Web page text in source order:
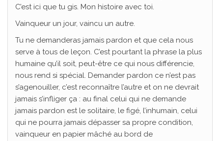
C’est ici que tu gis. Mon histoire avec toi.
Vainqueur un jour, vaincu un autre.
Tu ne demanderas jamais pardon et que cela nous
serve à tous de leçon. C’est pourtant la phrase la plus
humaine qu’il soit, peut-être ce qui nous différencie,
nous rend si spécial. Demander pardon ce n’est pas
s’agenouiller, c’est reconnaître l’autre et on ne devrait
jamais s’infliger ça : au final celui qui ne demande
jamais pardon est le solitaire, le figé, l’inhumain, celui
qui ne pourra jamais dépasser sa propre condition,
vainqueur en papier mâché au bord de